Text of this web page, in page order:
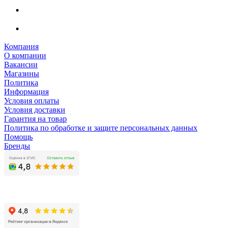
Компания
О компании
Вакансии
Магазины
Политика
Информация
Условия оплаты
Условия доставки
Гарантия на товар
Политика по обработке и защите персональных данных
Помощь
Бренды